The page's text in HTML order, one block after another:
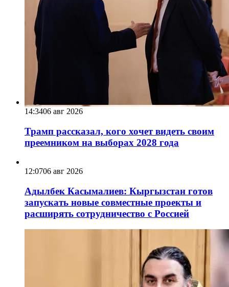
14:3406 авг 2026
Трамп рассказал, кого хочет видеть своим
преемником на выборах 2028 года
12:0706 авг 2026
Адылбек Касымалиев: Кыргызстан готов
запускать новые совместные проекты и
расширять сотрудничество с Россией